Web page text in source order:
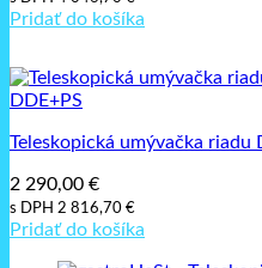
Pridať do košíka
Teleskopická umývačka
2 290,00 €
s DPH 2 816,70 €
Pridať do košíka